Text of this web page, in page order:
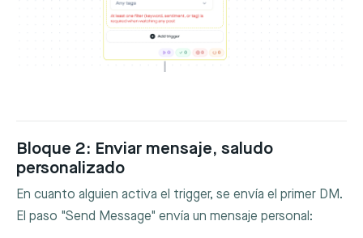
Bloque 2: Enviar mensaje, saludo
personalizado
En cuanto alguien activa el trigger, se envía el primer DM.
El paso "Send Message" envía un mensaje personal: